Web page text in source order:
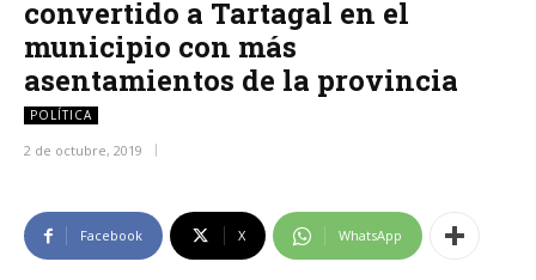
convertido a Tartagal en el
municipio con más
asentamientos de la provincia
POLÍTICA
2 de octubre, 2019
Facebook X WhatsApp